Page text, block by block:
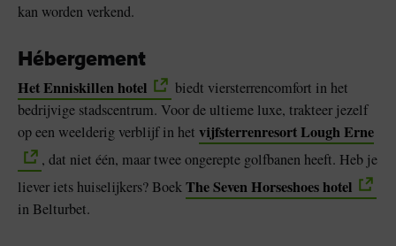
kan worden verkend.
Hébergement
Het Enniskillen hotel
biedt viersterrencomfort in het
bedrijvige stadscentrum. Voor de ultieme luxe, trakteer jezelf
op een weelderig verblijf in het vijfsterrenresort Lough Erne
, dat niet één, maar twee ongerepte golfbanen heeft. Heb je
liever iets huiselijkers? BoekThe Seven Horseshoes hotel
in Belturbet.